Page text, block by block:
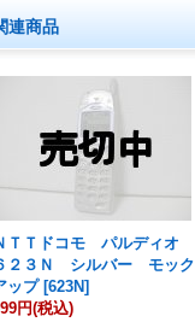
連商品
ＴＴドコモ パルディオ
２３Ｎ シルバー モック
ップ [623N]
円(税込)